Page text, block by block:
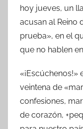
hoy jueves, un
acusan al Reino
prueba», en el
que no hablen
«¡Escúchenos!»
veintena de
confesiones,
de corazón,